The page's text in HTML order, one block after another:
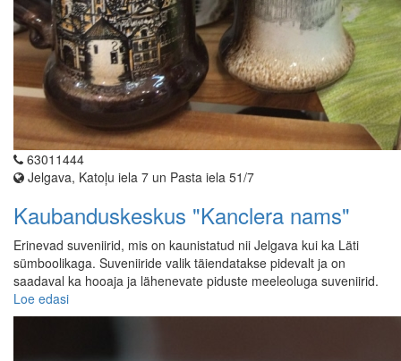
63011444
Jelgava, Katoļu iela 7 un Pasta iela 51/7
Kaubanduskeskus "Kanclera nams"
Erinevad suveniirid, mis on kaunistatud nii Jelgava kui ka Läti
sümboolikaga. Suveniiride valik täiendatakse pidevalt ja on
saadaval ka hooaja ja lähenevate piduste meeleoluga suveniirid.
Loe edasi